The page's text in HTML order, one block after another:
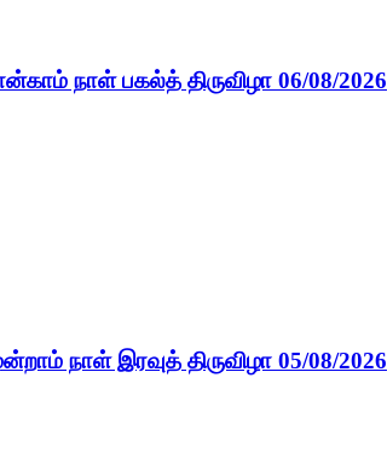
நாள் பகல்த் திருவிழா 06/08/2026
நாள் இரவுத் திருவிழா 05/08/2026